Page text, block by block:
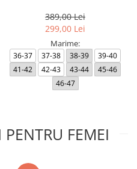
389,00 Lei
299,00 Lei
Marime:
36-37 37-38 38-39
39-40
41-42
42-43 43-44
45-46
46-47
FEMEI